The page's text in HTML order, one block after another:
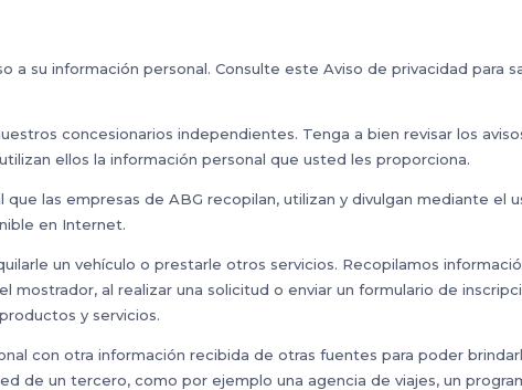
a su información personal. Consulte este Aviso de privacidad para
concesionarios independientes. Tenga a bien revisar los
ellos la información personal que usted les proporciona.
las empresas de ABG recopilan, utilizan y divulgan mediante
en Internet.
un vehículo o prestarle otros servicios. Recopilamos
al realizar una solicitud o enviar un formulario de
y servicios.
con otra información recibida de otras fuentes para poder
de un tercero, como por ejemplo una agencia de viajes, un